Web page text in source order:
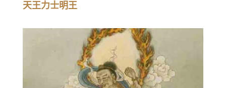
天王力士明王